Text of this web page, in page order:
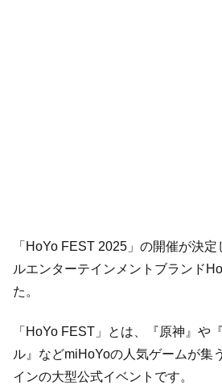
「HoYo FEST 2025」の開催が決
ルエンターテインメントブランド
た。
「HoYo FEST」とは、『原神』や
ル』などmiHoYoの人気ゲームが集
インの大型公式イベントです。